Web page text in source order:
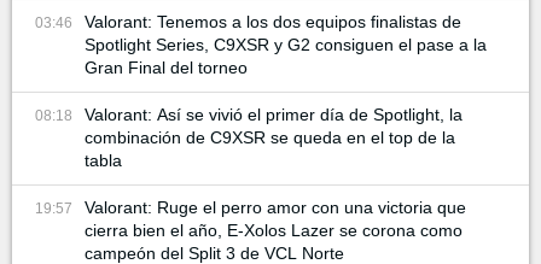
03:46
Valorant: Tenemos a los dos equipos finalistas de
Spotlight Series, C9XSR y G2 consiguen el pase a la
Gran Final del torneo
08:18
Valorant: Así se vivió el primer día de Spotlight, la
combinación de C9XSR se queda en el top de la
tabla
19:57
Valorant: Ruge el perro amor con una victoria que
cierra bien el año, E-Xolos Lazer se corona como
campeón del Split 3 de VCL Norte